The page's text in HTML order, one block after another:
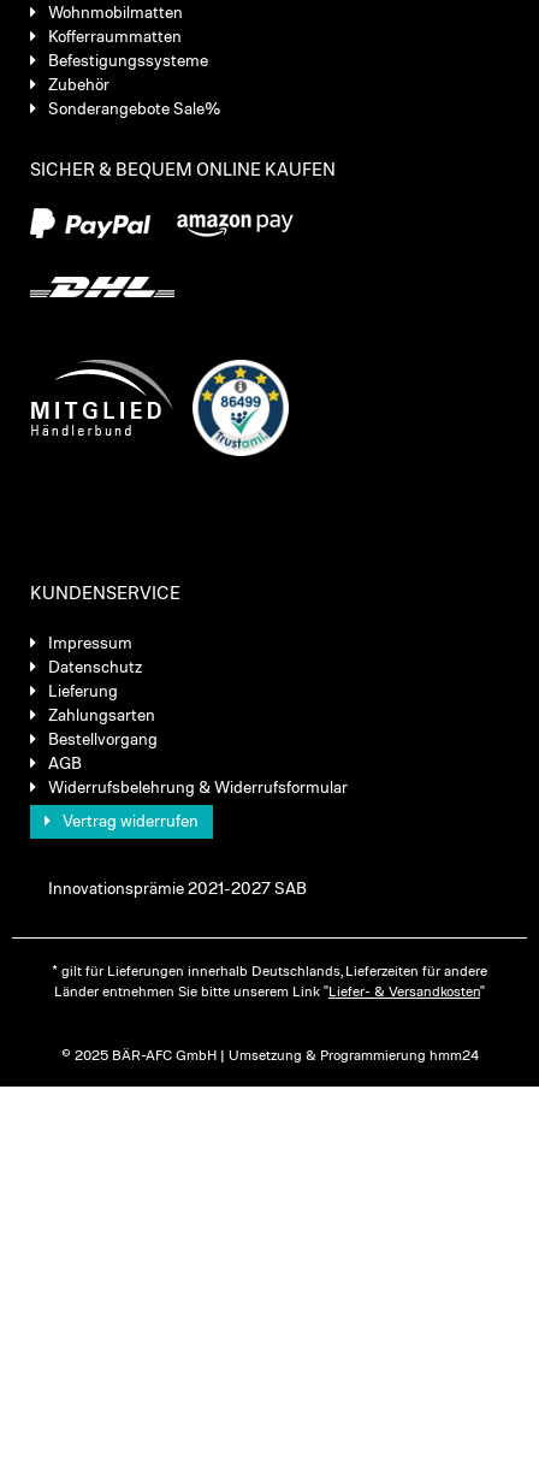
Wohnmobilmatten
Kofferraummatten
Befestigungssysteme
Zubehör
Sonderangebote Sale%
SICHER & BEQUEM ONLINE KAUFEN
KUNDENSERVICE
Impressum
Datenschutz
Lieferung
Zahlungsarten
Bestellvorgang
AGB
Widerrufsbelehrung & Widerrufsformular
Vertrag widerrufen
Innovationsprämie 2021-2027 SAB
* gilt für Lieferungen innerhalb Deutschlands, Lieferzeiten für andere
Länder entnehmen Sie bitte unserem Link "Liefer- & Versandkosten"
© 2025 BÄR-AFC GmbH | Umsetzung & Programmierung hmm24